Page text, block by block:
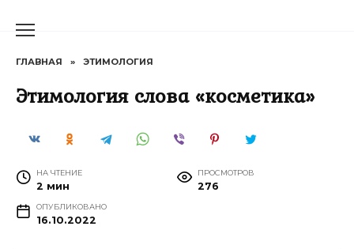
ГЛАВНАЯ » ЭТИМОЛОГИЯ
Этимология слова «косметика»
НА ЧТЕНИЕ
2 мин
ПРОСМОТРОВ
276
ОПУБЛИКОВАНО
16.10.2022